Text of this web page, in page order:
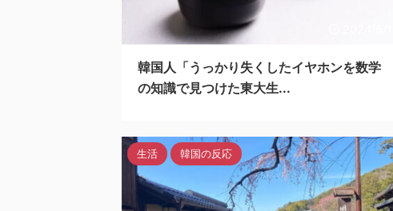
韓国人「うっかり失くしたイヤホンを数学
の知識で見つけた東大生...
生活 韓国の反応